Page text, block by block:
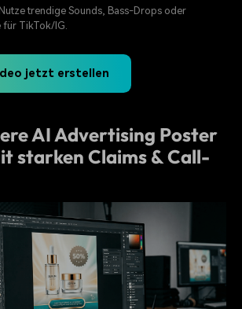
trendige Sounds, Bass-Drops oder
für TikTok/IG.
jetzt erstellen
AI Advertising Poster
starken Claims & Call-